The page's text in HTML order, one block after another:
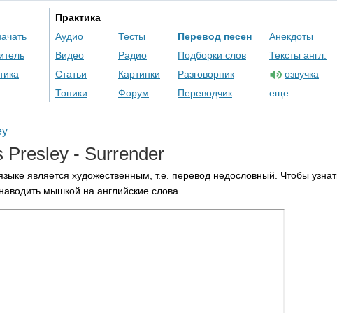
Практика
Аудио
Видео
Статьи
Топики
Тесты
Радио
Картинки
Форум
Перевод песен
Подборки слов
Разговорник
Переводчик
Анекдоты
Тексты англ.
озвучка
еще...
Presley - Surrender
является художественным, т.е. перевод недословный. Чтобы
мышкой на английские слова.